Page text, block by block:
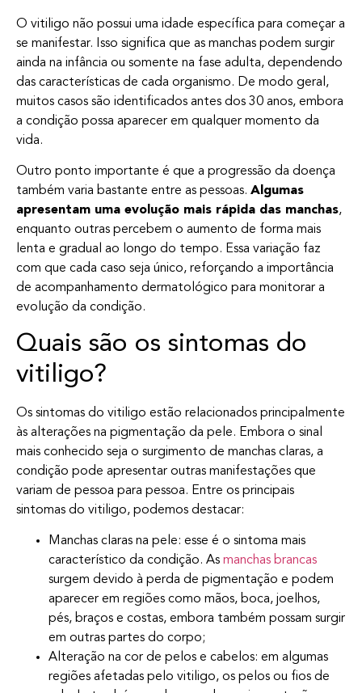
O vitiligo não possui uma idade específica para começar a
se manifestar. Isso significa que as manchas podem surgir
ainda na infância ou somente na fase adulta, dependendo
das características de cada organismo. De modo geral,
muitos casos são identificados antes dos 30 anos, embora
a condição possa aparecer em qualquer momento da
vida.
Outro ponto importante é que a progressão da doença
também varia bastante entre as pessoas. Algumas
apresentam uma evolução mais rápida das manchas,
enquanto outras percebem o aumento de forma mais
lenta e gradual ao longo do tempo. Essa variação faz
com que cada caso seja único, reforçando a importância
de acompanhamento dermatológico para monitorar a
evolução da condição.
Quais são os sintomas do
vitiligo?
Os sintomas do vitiligo estão relacionados principalmente
às alterações na pigmentação da pele. Embora o sinal
mais conhecido seja o surgimento de manchas claras, a
condição pode apresentar outras manifestações que
variam de pessoa para pessoa. Entre os principais
sintomas do vitiligo, podemos destacar:
Manchas claras na pele: esse é o sintoma mais
característico da condição. As manchas brancas
surgem devido à perda de pigmentação e podem
aparecer em regiões como mãos, boca, joelhos,
pés, braços e costas, embora também possam surgir
em outras partes do corpo;
Alteração na cor de pelos e cabelos: em algumas
regiões afetadas pelo vitiligo, os pelos ou fios de